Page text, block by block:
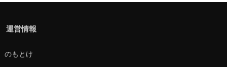
運営情報
のもとけ